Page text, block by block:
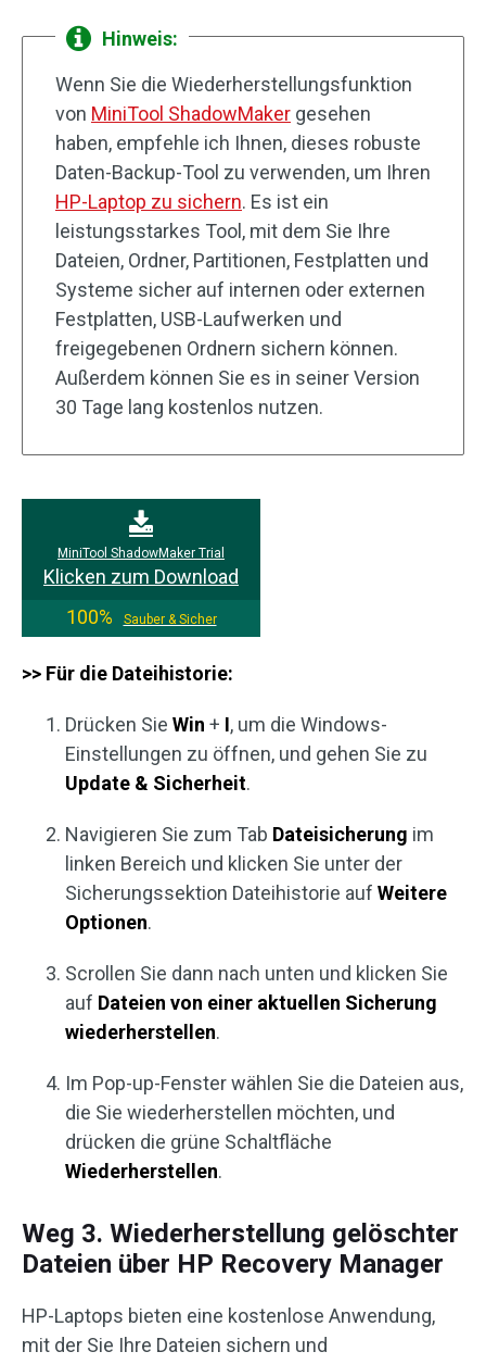
Hinweis:
Wenn Sie die Wiederherstellungsfunktion
von MiniTool ShadowMaker gesehen
haben, empfehle ich Ihnen, dieses robuste
Daten-Backup-Tool zu verwenden, um Ihren
HP-Laptop zu sichern. Es ist ein
leistungsstarkes Tool, mit dem Sie Ihre
Dateien, Ordner, Partitionen, Festplatten und
Systeme sicher auf internen oder externen
Festplatten, USB-Laufwerken und
freigegebenen Ordnern sichern können.
Außerdem können Sie es in seiner Version
30 Tage lang kostenlos nutzen.
MiniTool ShadowMaker Trial
Klicken zum Download
100%
Sauber & Sicher
>> Für die Dateihistorie:
Drücken Sie Win + I, um die Windows-
Einstellungen zu öffnen, und gehen Sie zu
Update & Sicherheit.
Navigieren Sie zum Tab Dateisicherung im
linken Bereich und klicken Sie unter der
Sicherungssektion Dateihistorie auf Weitere
Optionen.
Scrollen Sie dann nach unten und klicken Sie
auf Dateien von einer aktuellen Sicherung
wiederherstellen.
Im Pop-up-Fenster wählen Sie die Dateien aus,
die Sie wiederherstellen möchten, und
drücken die grüne Schaltfläche
Wiederherstellen.
Weg 3. Wiederherstellung gelöschter
Dateien über HP Recovery Manager
HP-Laptops bieten eine kostenlose Anwendung,
mit der Sie Ihre Dateien sichern und